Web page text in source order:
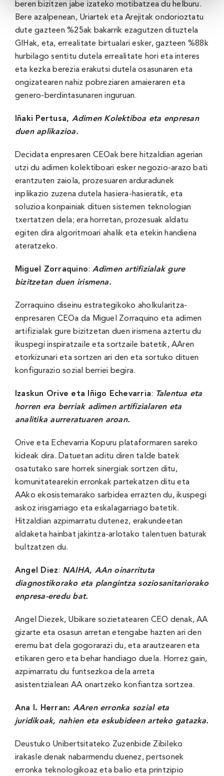
beren bizitzen jabe izateko motibatzea du helburu.
Bere azalpenean, Uriartek eta Arejitak ondorioztatu
dute gazteen %25ak bakarrik ezagutzen dituztela
GIHak, eta, errealitate birtualari esker, gazteen %88k
hurbilago sentitu dutela errealitate hori eta interes
eta kezka berezia erakutsi dutela osasunaren eta
ongizatearen nahiz pobreziaren amaieraren eta
genero-berdintasunaren inguruan.
Iñaki Pertusa, Adimen Kolektiboa eta enpresan
duen aplikazioa.
Decidata enpresaren CEOak bere hitzaldian agerian
utzi du adimen kolektiboari esker negozio-arazo bati
erantzuten zaiola, prozesuaren arduradunek
inplikazio zuzena dutela hasiera-hasieratik, eta
soluzioa konpainiak dituen sistemen teknologian
txertatzen dela; era horretan, prozesuak aldatu
egiten dira algoritmoari ahalik eta etekin handiena
ateratzeko.
Miguel Zorraquino: Adimen artifizialak gure
bizitzetan duen irismena.
Zorraquino diseinu estrategikoko aholkularitza-
enpresaren CEOa da Miguel Zorraquino eta adimen
artifizialak gure bizitzetan duen irismena aztertu du
ikuspegi inspiratzaile eta sortzaile batetik, AAren
etorkizunari eta sortzen ari den eta sortuko dituen
konfigurazio sozial berriei begira.
Izaskun Orive eta Iñigo Echevarria: Talentua eta
horren era berriak adimen artifizialaren eta
analitika aurreratuaren aroan.
Orive eta Echevarria Kopuru plataformaren sareko
kideak dira. Datuetan aditu diren talde batek
osatutako sare horrek sinergiak sortzen ditu,
komunitatearekin erronkak partekatzen ditu eta
AAko ekosistemarako sarbidea errazten du, ikuspegi
askoz irisgarriago eta eskalagarriago batetik.
Hitzaldian azpimarratu dutenez, erakundeetan
aldaketa hainbat jakintza-arlotako talentuen baturak
bultzatzen du.
Angel Diez: NAIHA, AAn oinarrituta
diagnostikorako eta plangintza soziosanitariorako
enpresa-eredu bat.
Angel Diezek, Ubikare sozietatearen CEO denak, AA
gizarte eta osasun arretan etengabe hazten ari den
eremu bat dela gogorarazi du, eta arautzearen eta
etikaren gero eta behar handiago duela. Horrez gain,
azpimarratu du funtsezkoa dela arreta
asistentzialean AA onartzeko konfiantza sortzea.
Ana I. Herran: AAren erronka sozial eta
juridikoak, nahien eta eskubideen arteko gatazka.
Deustuko Unibertsitateko Zuzenbide Zibileko
irakasle denak nabarmendu duenez, pertsonek
erronka teknologikoaz eta balio eta printzipio